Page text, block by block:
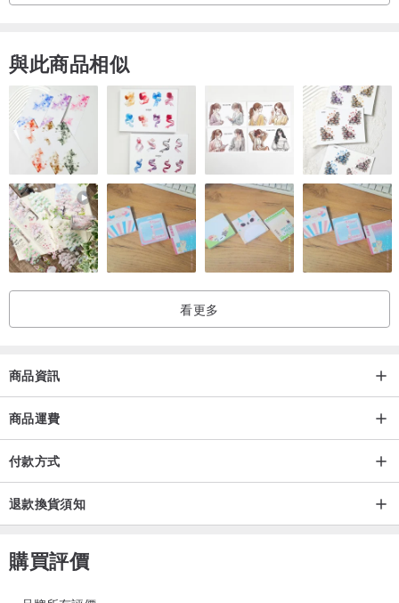
耐用度較高的雙肩位置的頭層皮革作為材料。皮革經過滲透染色和擦
(口袋卡套)hk.pinkoi.com/product/XLpdtiG4
(追加商品)hk.pinkoi.com/product/3iRqdcg2
小牛皮顧名思義是來自年幼牛隻的皮革，所以特別柔軟光滑，但仍不
(追加商品)
由意大利名廠Badalassi Carlo Tannery製作的高品質植鞣牛皮，表面
有一種獨特的磨砂紋，觸感新穎，隨著使用時間愈久，皮革會漸變光
滑。我們選用了雙肩位置的頭層皮革，此位置的皮革都是密度較好及
耐用度較高的。
(口袋卡套)hk.pinkoi.com/product/VWRhEx9f
與此商品相似
看更多
商品資訊
商品運費
付款方式
退款換貨須知
購買評價